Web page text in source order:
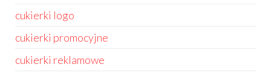
cukierki logo
cukierki promocyjne
cukierki reklamowe